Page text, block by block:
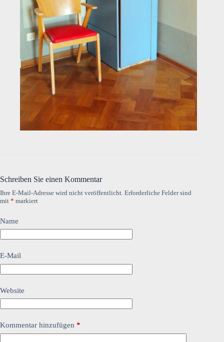
Schreiben Sie einen Kommentar
Ihre E-Mail-Adresse wird nicht veröffentlicht. Erforderliche Felder sind
mit * markiert
Name
E-Mail
Website
Kommentar hinzufügen *